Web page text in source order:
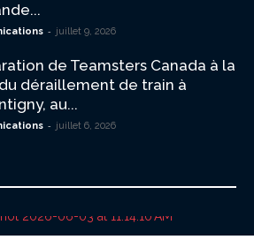
- juillet 9, 2026
de Teamsters Canada à la
déraillement de train à
au...
- juillet 6, 2026